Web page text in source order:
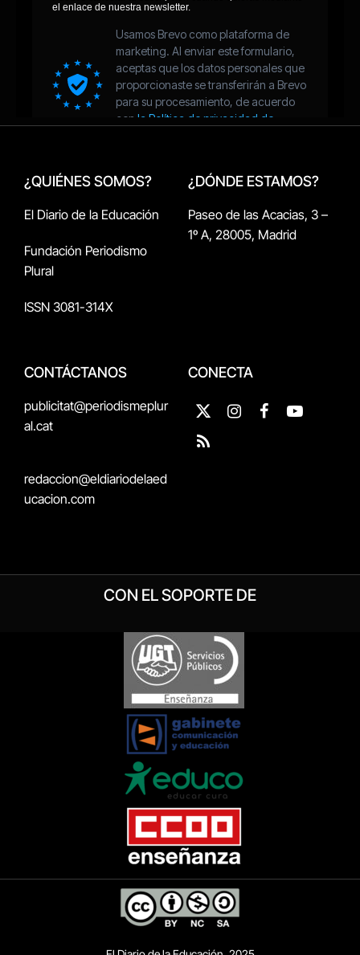
¿QUIÉNES SOMOS?
El Diario de la Educación
Fundación Periodismo
Plural
ISSN 3081-314X
¿DÓNDE ESTAMOS?
Paseo de las Acacias, 3 –
1º A, 28005, Madrid
CONTÁCTANOS
publicitat@periodismeplur
al.cat
redaccion@eldiariodelaed
ucacion.com
CONECTA
X
(Twitter)
InstagramFacebookYouTube
RSS
CON EL SOPORTE DE